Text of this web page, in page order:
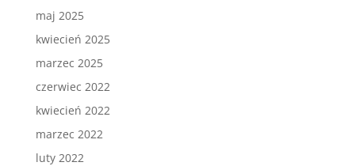
maj 2025
kwiecień 2025
marzec 2025
czerwiec 2022
kwiecień 2022
marzec 2022
luty 2022